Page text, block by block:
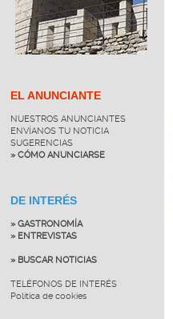
EL ANUNCIANTE
NUESTROS ANUNCIANTES
ENVÍANOS TU NOTICIA
SUGERENCIAS
» CÓMO ANUNCIARSE
DE INTERÉS
» GASTRONOMÍA
» ENTREVISTAS
» BUSCAR NOTICIAS
TELÉFONOS DE INTERÉS
Política de cookies